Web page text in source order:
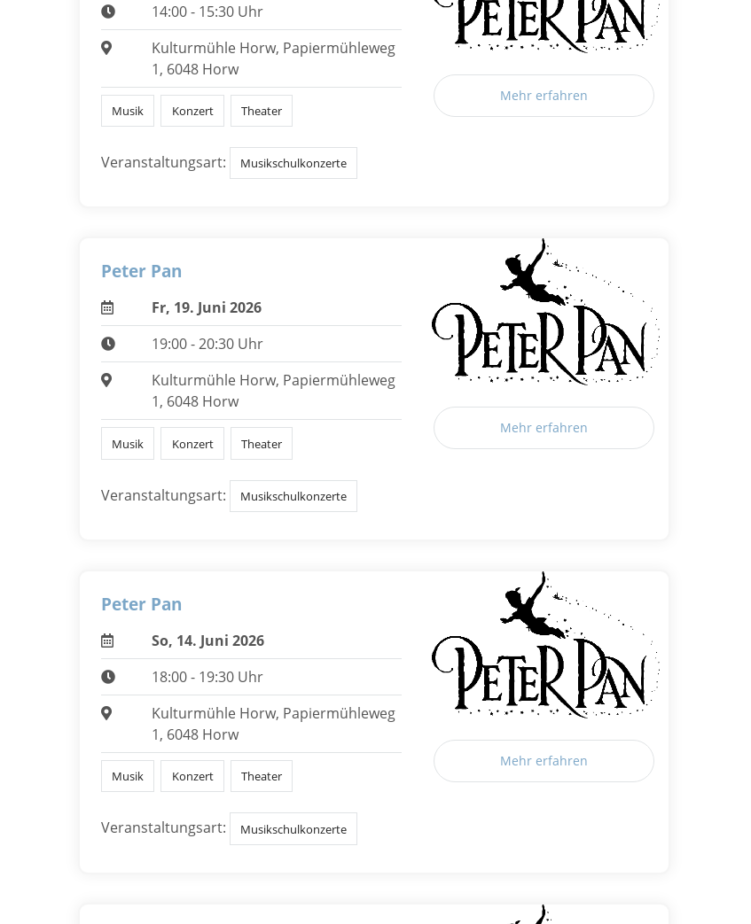
14:00 - 15:30 Uhr
Kulturmühle Horw, Papiermühleweg
1, 6048 Horw
Musik Konzert Theater
Veranstaltungsart: Musikschulkonzerte
Mehr erfahren
Peter Pan
Fr, 19. Juni 2026
19:00 - 20:30 Uhr
Kulturmühle Horw, Papiermühleweg
1, 6048 Horw
Musik Konzert Theater
Veranstaltungsart: Musikschulkonzerte
Mehr erfahren
Peter Pan
So, 14. Juni 2026
18:00 - 19:30 Uhr
Kulturmühle Horw, Papiermühleweg
1, 6048 Horw
Musik Konzert Theater
Veranstaltungsart: Musikschulkonzerte
Mehr erfahren